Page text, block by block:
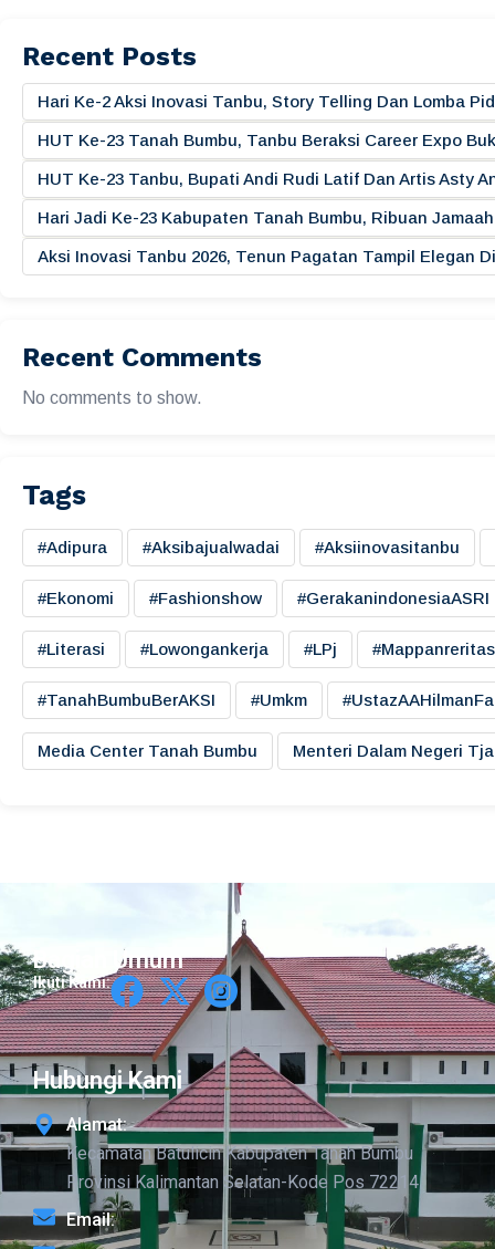
Recent Posts
Hari Ke-2 Aksi Inovasi Tanbu, Story Telling Dan Lomba
HUT Ke-23 Tanah Bumbu, Tanbu Beraksi Career Expo
HUT Ke-23 Tanbu, Bupati Andi Rudi Latif Dan Artis Asty
Hari Jadi Ke-23 Kabupaten Tanah Bumbu, Ribuan
Aksi Inovasi Tanbu 2026, Tenun Pagatan Tampil Elegan
Recent Comments
No comments to show.
Tags
#adipura #aksibajualwadai #aksiinovasitanbu
#ekonomi #fashionshow #gerakanindonesiaASRI
#literasi #lowongankerja #LPj
#TanahBumbuBerAKSI #umkm
Media Center Tanah Bumbu Menteri Dalam Negeri
Bagian Umum
Ikuti Kami:
Hubungi Kami
Alamat:
Kecamatan Batulicin Kabupaten Tanah Bumbu
Provinsi Kalimantan Selatan-Kode Pos 72214
Email: